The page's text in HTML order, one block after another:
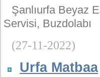
Şanlıurfa Beyaz
Servisi, Buzdolabı
(27-11-2022)
Urfa Matbaa